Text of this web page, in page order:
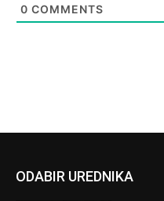
0 COMMENTS
ODABIR UREDNIKA